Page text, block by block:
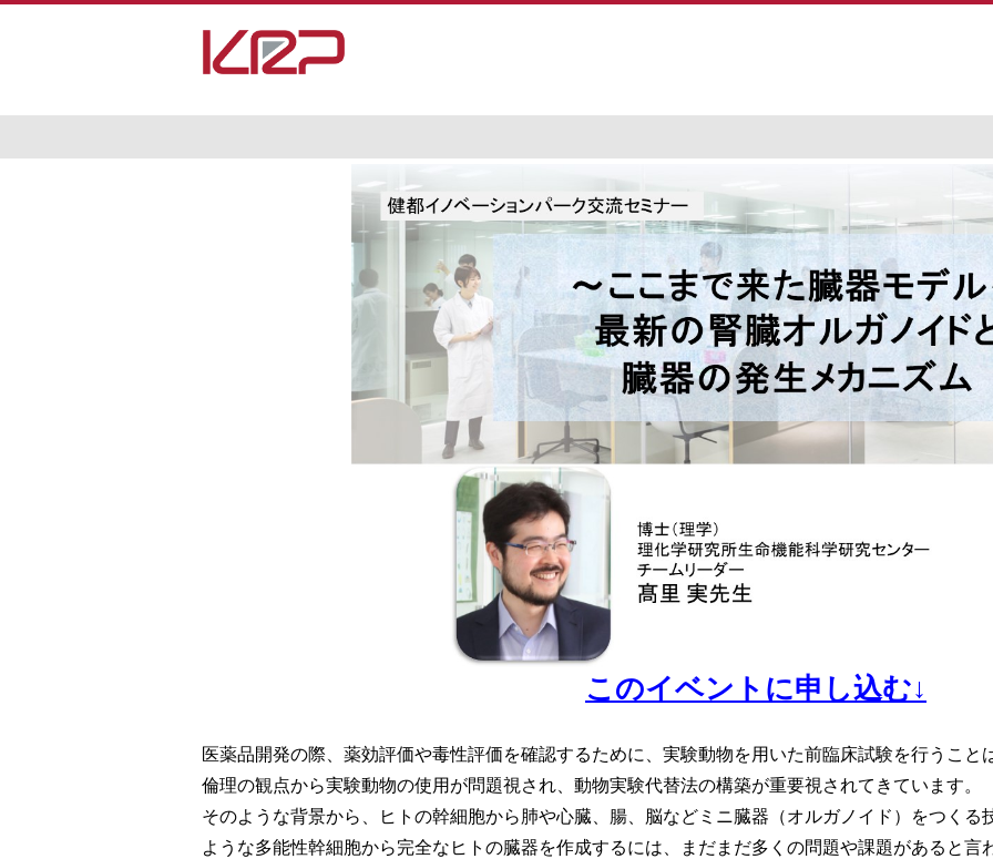
このイベントに申し込む↓
医薬品開発の際、薬効評価や毒性評価を確認するために、実験動物を用いた前臨床試験を行うこ
倫理の観点から実験動物の使用が問題視され、動物実験代替法の構築が重要視されてきています。
そのような背景から、ヒトの幹細胞から肺や心臓、腸、脳などミニ臓器（オルガノイド）をつく
ような多能性幹細胞から完全なヒトの臓器を作成するには、まだまだ多くの問題や課題があると言